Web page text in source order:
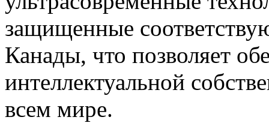
защищенные
Канады, что позволяет
интеллектуальной
всем мире.